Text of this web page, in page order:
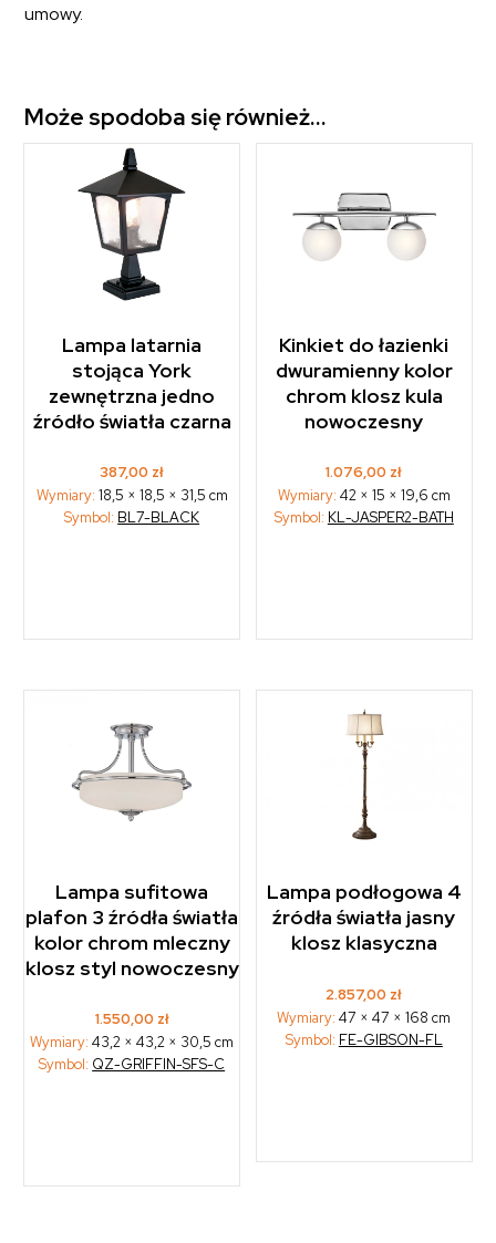
umowy.
Może spodoba się również…
Lampa latarnia
stojąca York
zewnętrzna jedno
źródło światła czarna
387,00 zł
Wymiary: 18,5 × 18,5 × 31,5 cm
Symbol: BL7-BLACK
Kinkiet do łazienki
dwuramienny kolor
chrom klosz kula
nowoczesny
1.076,00 zł
Wymiary: 42 × 15 × 19,6 cm
Symbol: KL-JASPER2-BATH
Lampa sufitowa
plafon 3 źródła światła
kolor chrom mleczny
klosz styl nowoczesny
1.550,00 zł
Wymiary:43,2 × 43,2 × 30,5 cm
Symbol: QZ-GRIFFIN-SFS-C
Lampa podłogowa 4
źródła światła jasny
klosz klasyczna
2.857,00 zł
Wymiary:47 × 47 × 168 cm
Symbol: FE-GIBSON-FL